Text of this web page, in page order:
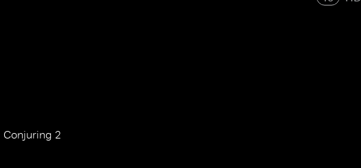
Conjuring 2